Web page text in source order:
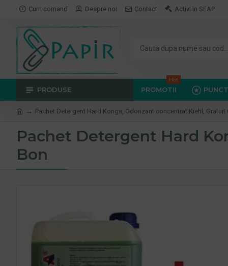
Cum comand Despre noi Contact Activi in SEAP
PRODUSE PROMOTII
Hot
Pachet Detergent Hard Konga, Odorizant concentrat Kiehl,
Pachet Detergent Hard
Bon